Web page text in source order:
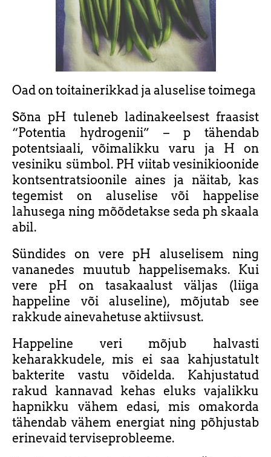
Oad on toitainerikkad ja aluselise toimega
Sõna pH tuleneb ladinakeelsest fraasist
“Potentia hydrogenii” – p tähendab
potentsiaali, võimalikku varu ja H on
vesiniku sümbol. PH viitab vesinikioonide
kontsentratsioonile aines ja näitab, kas
tegemist on aluselise või happelise
lahusega ning mõõdetakse seda ph skaala
abil.
Sündides on vere pH aluselisem ning
vananedes muutub happelisemaks. Kui
vere pH on tasakaalust väljas (liiga
happeline või aluseline), mõjutab see
rakkude ainevahetuse aktiivsust.
Happeline veri mõjub halvasti
keharakkudele, mis ei saa kahjustatult
bakterite vastu võidelda. Kahjustatud
rakud kannavad kehas eluks vajalikku
hapnikku vähem edasi, mis omakorda
tähendab vähem energiat ning põhjustab
erinevaid terviseprobleeme.